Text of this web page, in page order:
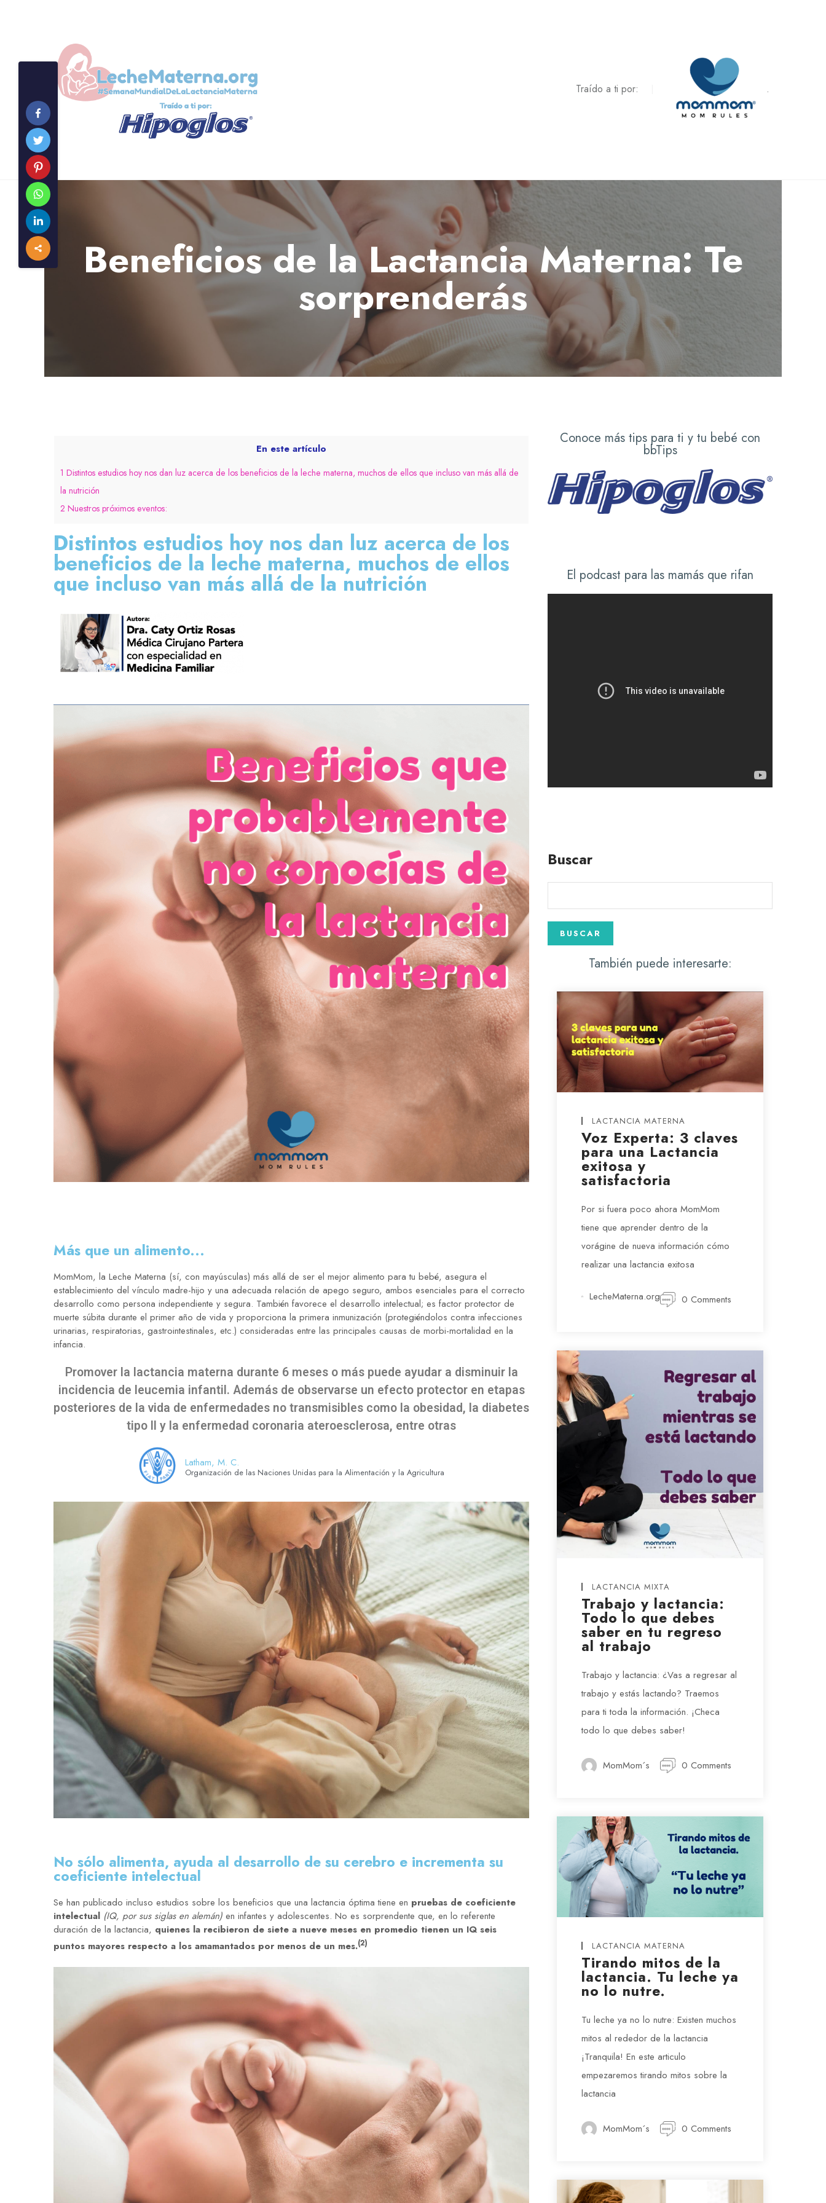
Traído a ti por: .
Beneficios de la Lactancia Materna: Te
sorprenderás
En este artículo
1 Distintos estudios hoy nos dan luz acerca de los beneficios de la leche materna, muchos de ellos que incluso van más allá de
la nutrición
2 Nuestros próximos eventos:
Distintos estudios hoy nos dan luz acerca de los
beneficios de la leche materna, muchos de ellos
que incluso van más allá de la nutrición
Más que un alimento...
MomMom, la Leche Materna (sí, con mayúsculas) más allá de ser el mejor alimento para tu bebé, asegura el
establecimiento del vínculo madre-hijo y una adecuada relación de apego seguro, ambos esenciales para el correcto
desarrollo como persona independiente y segura. También favorece el desarrollo intelectual; es factor protector de
muerte súbita durante el primer año de vida y proporciona la primera inmunización (protegiéndolos contra infecciones
urinarias, respiratorias, gastrointestinales, etc.) consideradas entre las principales causas de morbi-mortalidad en la
infancia.
Promover la lactancia materna durante 6 meses o más puede ayudar a disminuir la
incidencia de leucemia infantil. Además de observarse un efecto protector en etapas
posteriores de la vida de enfermedades no transmisibles como la obesidad, la diabetes
tipo II y la enfermedad coronaria ateroesclerosa, entre otras
Latham, M. C.
Organización de las Naciones Unidas para la Alimentación y la Agricultura
No sólo alimenta, ayuda al desarrollo de su cerebro e incrementa su
coeficiente intelectual
Se han publicado incluso estudios sobre los beneficios que una lactancia óptima tiene en pruebas de coeficiente
intelectual (IQ, por sus siglas en alemán) en infantes y adolescentes. No es sorprendente que, en lo referente
duración de la lactancia, quienes la recibieron de siete a nueve meses en promedio tienen un IQ seis
puntos mayores respecto a los amamantados por menos de un mes.(2)
Conoce más tips para ti y tu bebé con
bbTips
El podcast para las mamás que rifan
Buscar
También puede interesarte:
LACTANCIA MATERNA
Voz Experta: 3 claves
para una Lactancia
exitosa y
satisfactoria
Por si fuera poco ahora MomMom
tiene que aprender dentro de la
vorágine de nueva información cómo
realizar una lactancia exitosa
LecheMaterna.org 0 Comments
LACTANCIA MIXTA
Trabajo y lactancia:
Todo lo que debes
saber en tu regreso
al trabajo
Trabajo y lactancia: ¿Vas a regresar al
trabajo y estás lactando? Traemos
para ti toda la información. ¡Checa
todo lo que debes saber!
MomMom´s 0 Comments
LACTANCIA MATERNA
Tirando mitos de la
lactancia. Tu leche ya
no lo nutre.
Tu leche ya no lo nutre: Existen muchos
mitos al rededor de la lactancia
¡Tranquila! En este articulo
empezaremos tirando mitos sobre la
lactancia
MomMom´s 0 Comments